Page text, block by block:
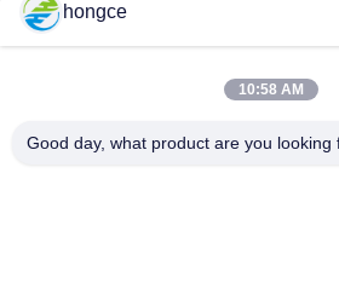
00:26
hongce
10:58 AM
Good day, what product are you looking